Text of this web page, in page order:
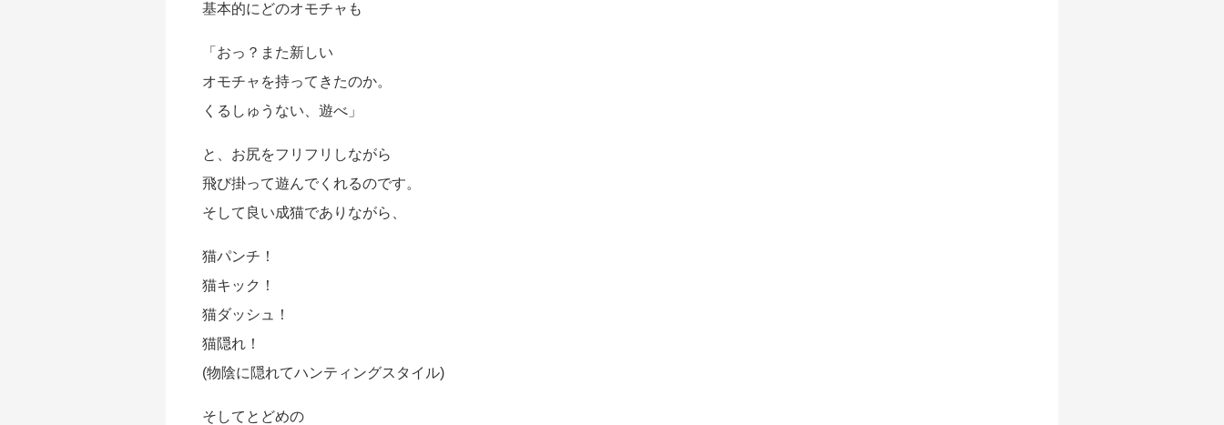
基本的にどのオモチャも
「おっ？また新しい
オモチャを持ってきたのか。
くるしゅうない、遊べ」
と、お尻をフリフリしながら
飛び掛って遊んでくれるのです。
そして良い成猫でありながら、
猫パンチ！
猫キック！
猫ダッシュ！
猫隠れ！
(物陰に隠れてハンティングスタイル)
そしてとどめの